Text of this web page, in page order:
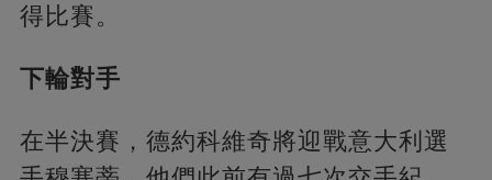
得比賽。
下輪對手
在半決賽，德約科維奇將迎戰意大利選